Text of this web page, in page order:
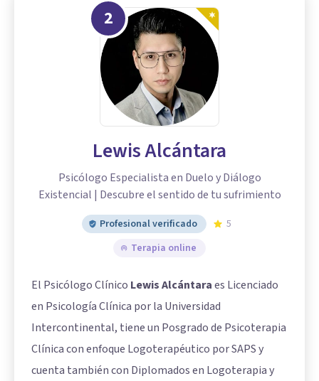
2
Lewis Alcántara
Psicólogo Especialista en Duelo y Diálogo
Existencial | Descubre el sentido de tu sufrimiento
Profesional verificado
5
Terapia online
El Psicólogo Clínico Lewis Alcántaraes Licenciado
en Psicología Clínica por la Universidad
Intercontinental, tiene un Posgrado de Psicoterapia
Clínica con enfoque Logoterapéutico por SAPS y
cuenta también con Diplomados en Logoterapia y